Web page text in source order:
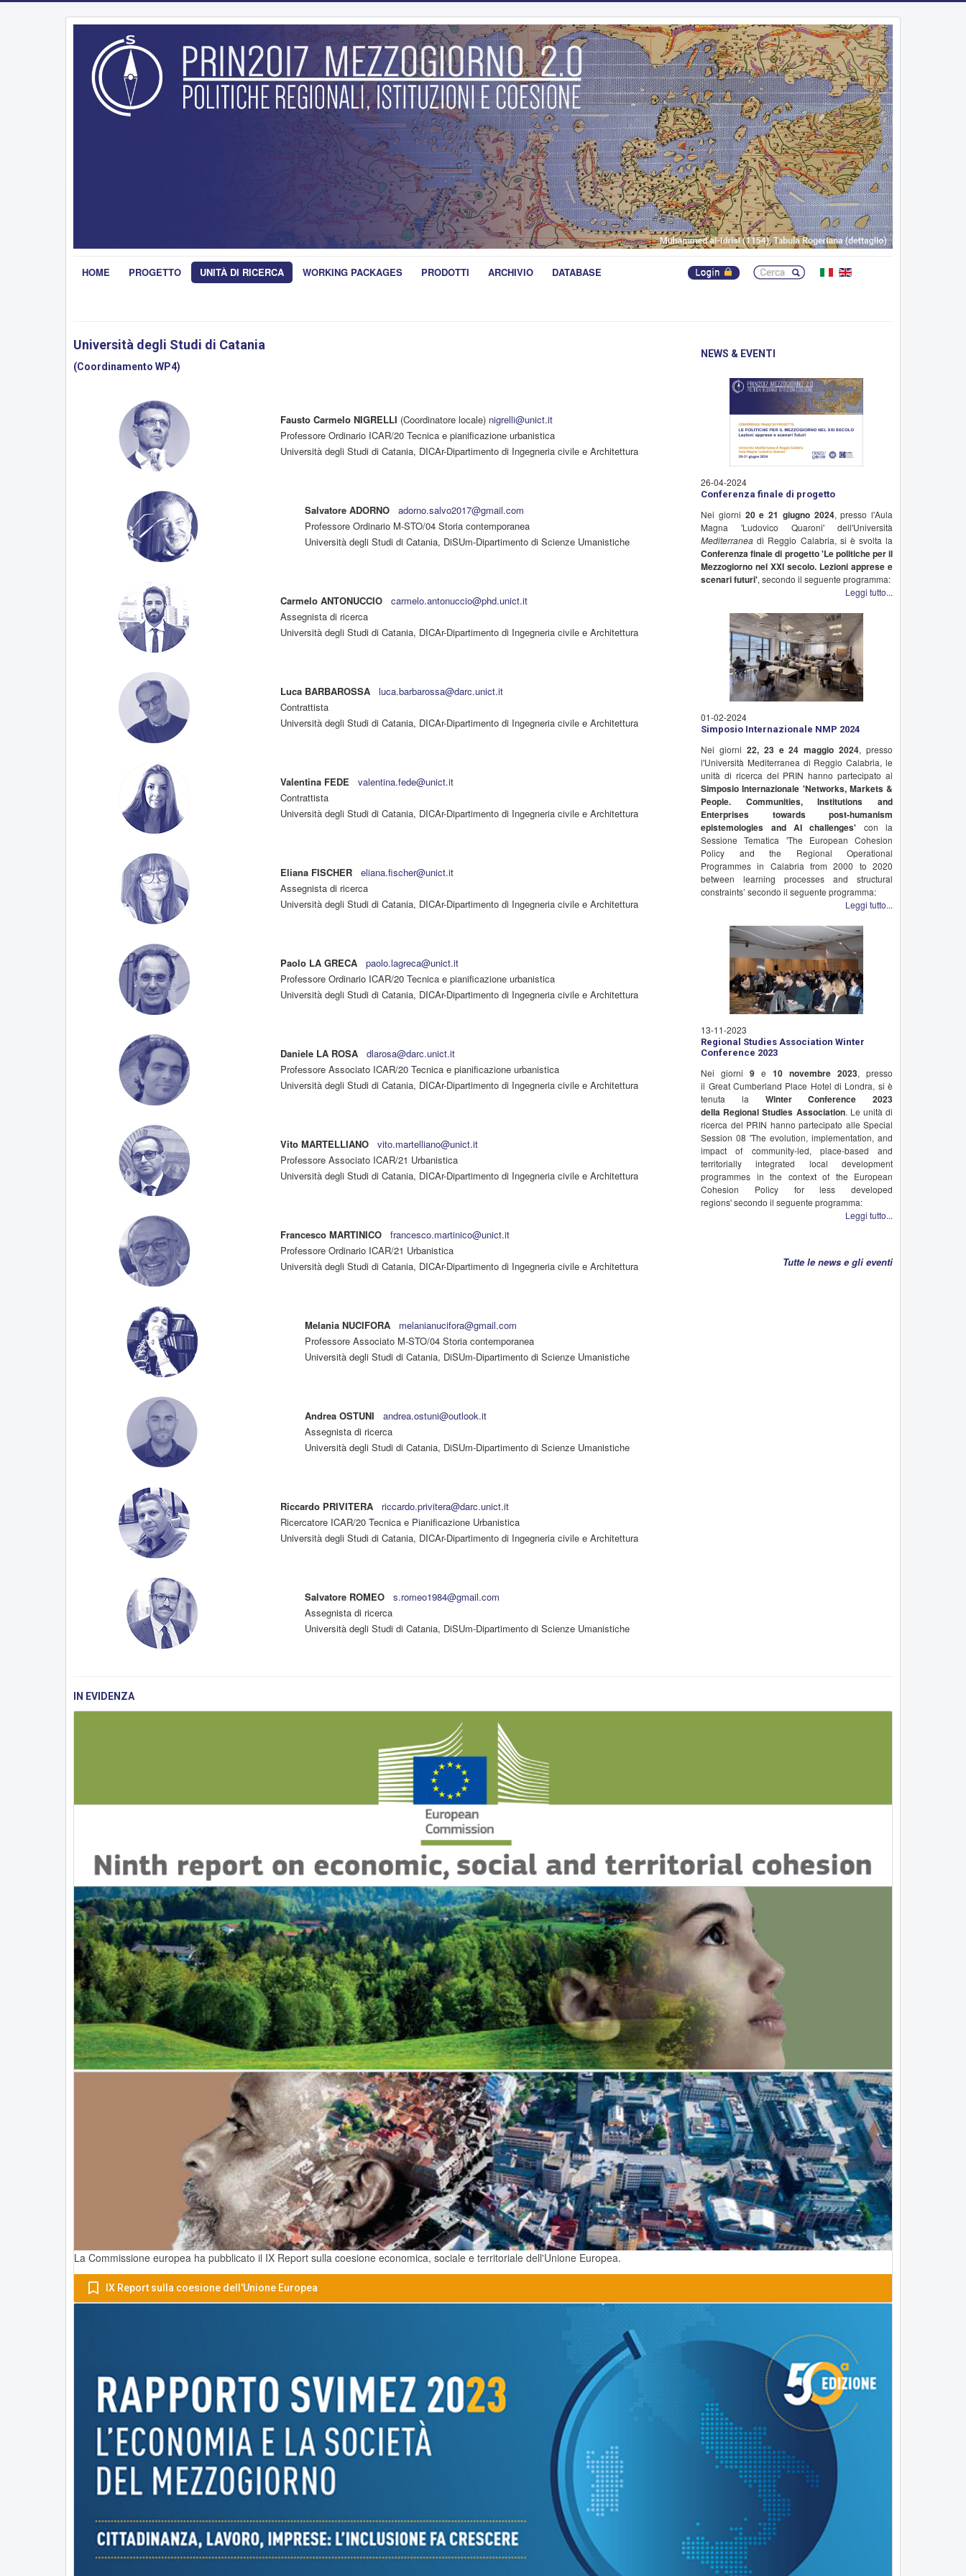
HOME PROGETTO UNITÀ DI RICERCA WORKING PACKAGES PRODOTTI ARCHIVIO DATABASE
Università degli Studi di Catania
(Coordinamento WP4)
Fausto Carmelo NIGRELLI (Coordinatore locale) nigrelli@unict.it
Professore Ordinario ICAR/20 Tecnica e pianificazione urbanistica
Università degli Studi di Catania, DICAr-Dipartimento di Ingegneria civile e Architettura
Salvatore ADORNO
adorno.salvo2017@gmail.com
Professore Ordinario M-STO/04 Storia contemporanea
Università degli Studi di Catania, DiSUm-Dipartimento di Scienze Umanistiche
Carmelo ANTONUCCIO
carmelo.antonuccio@phd.unict.it
Assegnista di ricerca
Università degli Studi di Catania, DICAr-Dipartimento di Ingegneria civile e Architettura
Luca BARBAROSSA
luca.barbarossa@darc.unict.it
Contrattista
Università degli Studi di Catania, DICAr-Dipartimento di Ingegneria civile e Architettura
Valentina FEDE
valentina.fede@unict.it
Contrattista
Università degli Studi di Catania, DICAr-Dipartimento di Ingegneria civile e Architettura
Eliana FISCHER
eliana.fischer@unict.it
Assegnista di ricerca
Università degli Studi di Catania, DICAr-Dipartimento di Ingegneria civile e Architettura
Paolo LA GRECA
paolo.lagreca@unict.it
Professore Ordinario ICAR/20 Tecnica e pianificazione urbanistica
Università degli Studi di Catania, DICAr-Dipartimento di Ingegneria civile e Architettura
Daniele LA ROSA
dlarosa@darc.unict.it
Professore Associato ICAR/20 Tecnica e pianificazione urbanistica
Università degli Studi di Catania, DICAr-Dipartimento di Ingegneria civile e Architettura
Vito MARTELLIANO
vito.martelliano@unict.it
Professore Associato ICAR/21 Urbanistica
Università degli Studi di Catania, DICAr-Dipartimento di Ingegneria civile e Architettura
Francesco MARTINICO
francesco.martinico@unict.it
Professore Ordinario ICAR/21 Urbanistica
Università degli Studi di Catania, DICAr-Dipartimento di Ingegneria civile e Architettura
Melania NUCIFORA
melanianucifora@gmail.com
Professore Associato M-STO/04 Storia contemporanea
Università degli Studi di Catania, DiSUm-Dipartimento di Scienze Umanistiche
Andrea OSTUNI
andrea.ostuni@outlook.it
Assegnista di ricerca
Università degli Studi di Catania, DiSUm-Dipartimento di Scienze Umanistiche
Riccardo PRIVITERA
riccardo.privitera@darc.unict.it
Ricercatore ICAR/20 Tecnica e Pianificazione Urbanistica
Università degli Studi di Catania, DICAr-Dipartimento di Ingegneria civile e Architettura
Salvatore ROMEO
s.romeo1984@gmail.com
Assegnista di ricerca
Università degli Studi di Catania, DiSUm-Dipartimento di Scienze Umanistiche
NEWS & EVENTI
26-04-2024
Conferenza finale di progetto
Nei giorni 20 e 21 giugno 2024, presso l'Aula
Magna 'Ludovico Quaroni' dell'Università
Mediterranea di Reggio Calabria, si è svolta la
Conferenza finale di progetto'Le politiche per il
Mezzogiorno nel XXI secolo. Lezioni apprese e
scenari futuri', secondo il seguente programma:
Leggi tutto...
01-02-2024
Simposio Internazionale NMP 2024
Nei giorni 22, 23 e 24 maggio 2024, presso
l'Università Mediterranea di Reggio Calabria, le
unità di ricerca del PRIN hanno partecipato al
Simposio Internazionale 'Networks, Markets &
People. Communities, Institutions and
Enterprises towards post-humanism
epistemologies and AI challenges' con la
Sessione Tematica 'The European Cohesion
Policy and the Regional Operational
Programmes in Calabria from 2000 to 2020
between learning processes and structural
constraints’ secondo il seguente programma:
Leggi tutto...
13-11-2023
Regional Studies Association Winter
Conference 2023
Nei giorni9 e10 novembre 2023, presso
il Great Cumberland Place Hotel di Londra, si è
tenuta la Winter Conference 2023
della Regional Studies Association. Le unità di
ricerca del PRIN hanno partecipato alle Special
Session 08 'The evolution, implementation, and
impact of community-led, place-based and
territorially integrated local development
programmes in the context of the European
Cohesion Policy for less developed
regions' secondo il seguente programma:
Leggi tutto...
Tutte le news e gli eventi
IN EVIDENZA
La Commissione europea ha pubblicato il IX Report sulla coesione economica, sociale e territoriale dell'Unione Europea.
IX Report sulla coesione dell'Unione Europea